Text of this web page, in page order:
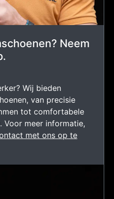
Neem
Wij bieden
van precisie
tot comfortabele
Voor meer informatie,
met ons op te